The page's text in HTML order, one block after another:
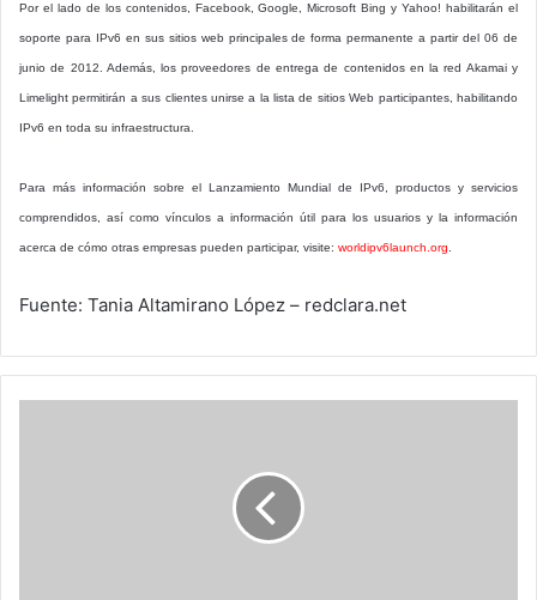
Por el lado de los contenidos, Facebook, Google, Microsoft Bing y Yahoo! habilitarán el
soporte para IPv6 en sus sitios web principales de forma permanente a partir del 06 de
junio de 2012. Además, los proveedores de entrega de contenidos en la red Akamai y
Limelight permitirán a sus clientes unirse a la lista de sitios Web participantes, habilitando
IPv6 en toda su infraestructura.
Para más información sobre el Lanzamiento Mundial de IPv6, productos y servicios
comprendidos, así como vínculos a información útil para los usuarios y la información
acerca de cómo otras empresas pueden participar, visite: worldipv6launch.org
Fuente: Tania Altamirano López – redclara.net